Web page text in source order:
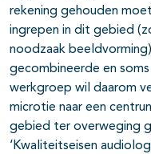
rekening gehouden
ingrepen in dit gebied
noodzaak
gecombineerde en
werkgroep wil daarom
microtie naar een
gebied ter overweging
‘Kwaliteitseisen